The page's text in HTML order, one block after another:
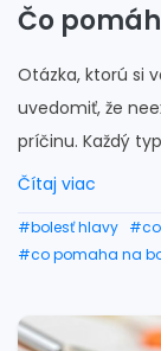
Čo
Otázka, ktorú si
uvedomiť, že
príčinu. Každý
Čítaj viac
#bolesť hlavy
#co pomaha na
#co je dobre na